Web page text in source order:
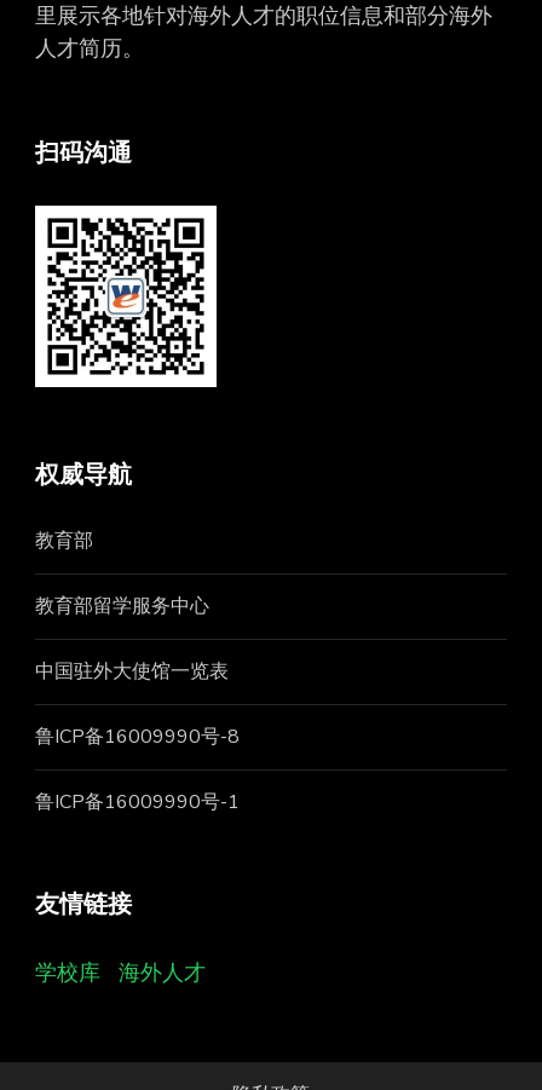
里展示各地针对海外人才的职位信息和部分海外
人才简历。
扫码沟通
权威导航
教育部
教育部留学服务中心
中国驻外大使馆一览表
鲁ICP备16009990号-8
鲁ICP备16009990号-1
友情链接
学校库 海外人才